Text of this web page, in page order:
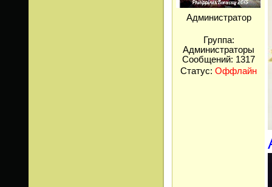
Администратор
Группа:
Администраторы
Сообщений: 1317
Статус: Оффлайн